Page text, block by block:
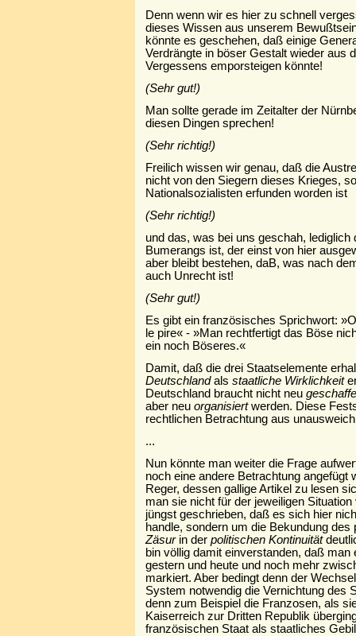
Denn wenn wir es hier zu schnell
dieses Wissen aus unserem
könnte es geschehen, daß einige
Verdrängte in böser Gestalt wieder aus
Vergessens emporsteigen könnte!
(Sehr gut!)
Man sollte gerade im Zeitalter der
diesen Dingen sprechen!
(Sehr richtig!)
Freilich wissen wir genau, daß die
nicht von den Siegern dieses Krieges,
Nationalsozialisten erfunden worden ist
(Sehr richtig!)
und das, was bei uns geschah,
Bumerangs ist, der einst von hier
aber bleibt bestehen, daB, was nach
auch Unrecht ist!
(Sehr gut!)
Es gibt ein französisches Sprichwort:
le pire« - »Man rechtfertigt das Böse
ein noch Böseres.«
Damit, daß die drei Staatselemente
Deutschlandalsstaatliche Wirklichkeit
Deutschland braucht nicht neu
aber neuorganisiertwerden. Diese
rechtlichen Betrachtung aus
...
Nun könnte man weiter die Frage
noch eine andere Betrachtung angefügt
Reger, dessen gallige Artikel zu lesen
man sie nicht für der jeweiligen
jüngst geschrieben, daß es sich hier
handle, sondern um die Bekundung des
Zäsurin derpolitischen Kontinuität
bin völlig damit einverstanden, daß
gestern und heute und noch mehr
markiert. Aber bedingt denn der
System notwendig die Vernichtung des
denn zum Beispiel die Franzosen, als
Kaiserreich zur Dritten Republik
französischen Staat als staatliches